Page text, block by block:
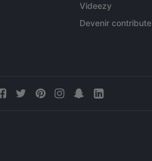
Videezy
Devenir